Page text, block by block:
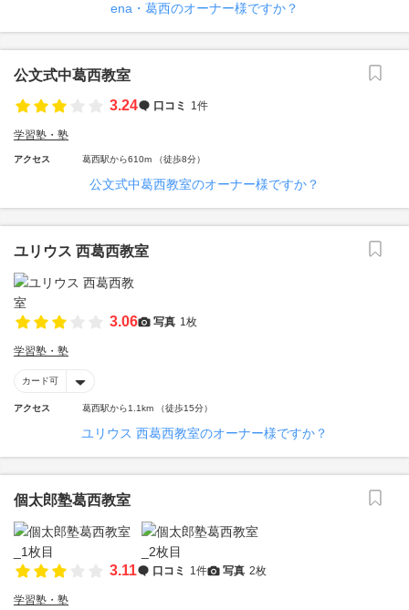
ena・葛西のオーナー様ですか？
公文式中葛西教室
3.24
口コミ 1件
学習塾・塾
アクセス 葛西駅から610m （徒歩8分）
公文式中葛西教室のオーナー様ですか？
ユリウス 西葛西教室
3.06 写真 1枚
学習塾・塾
カード可
アクセス 葛西駅から1.1km （徒歩15分）
ユリウス 西葛西教室のオーナー様ですか？
個太郎塾葛西教室
3.11 口コミ 1件 写真 2枚
学習塾・塾